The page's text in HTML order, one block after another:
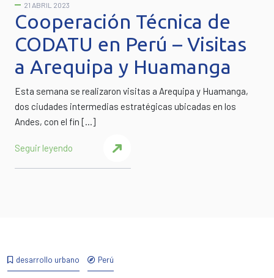
21 ABRIL 2023
Cooperación Técnica de
CODATU en Perú – Visitas
a Arequipa y Huamanga
Esta semana se realizaron visitas a Arequipa y Huamanga,
dos ciudades intermedias estratégicas ubicadas en los
Andes, con el fin […]
Seguir leyendo
desarrollo urbano Perú